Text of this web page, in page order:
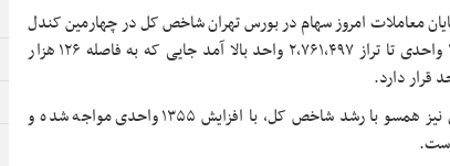
معاملات امروز سهام در بورس تهران شاخص کل در چهارمینکندل
صعودی با رشد بیش از ۲۷ هزار و ۲۰۰ واحدی تا تراز ۲,۷۶۱,۴۹۷ واحد بالا آمد جایی که به فاصله ۱۲۶ هزار
امروز شاخص کل هم وزن بورس تهران نیز همسو با رشد شاخص کل، با افزایش ۱۳۵۵ واحدی مواجه شده و